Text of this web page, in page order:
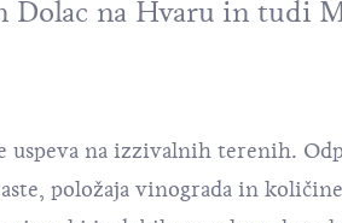
Dolac na Hvaru in tudi
na izzivalnih terenih.
položaja vinograda in količine